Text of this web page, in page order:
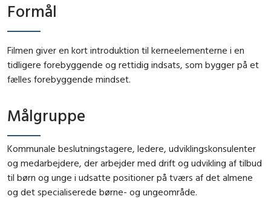
Formål
Filmen giver en kort introduktion til kerneelementerne i en
tidligere forebyggende og rettidig indsats, som bygger på et
fælles forebyggende mindset.
Målgruppe
Kommunale beslutningstagere, ledere, udviklingskonsulenter
og medarbejdere, der arbejder med drift og udvikling af tilbud
til børn og unge i udsatte positioner på tværs af det almene
og det specialiserede børne- og ungeområde.